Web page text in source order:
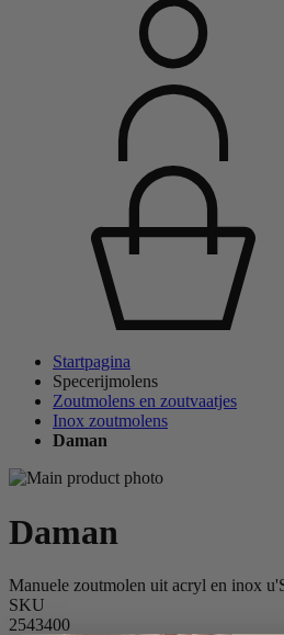
Startpagina
Specerijmolens
Zoutmolens en zoutvaatjes
Inox zoutmolens
Daman
Daman
Manuele zoutmolen uit acryl en inox
SKU
2543400